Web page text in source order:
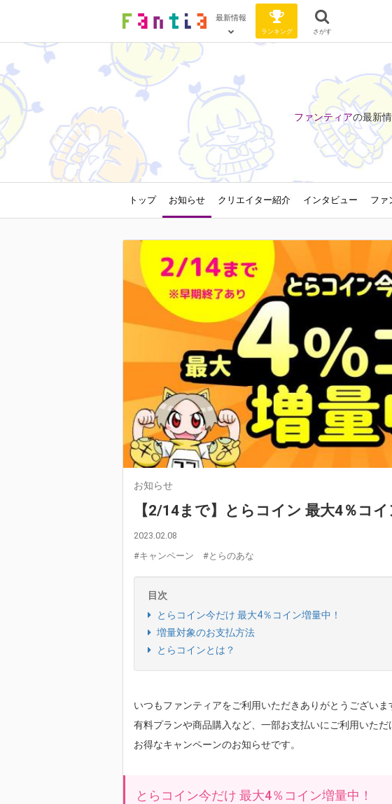
最新情報
ランキング さがす
ファンティアの最新
トップ お知らせ クリエイター紹介 インタビュー ファ
お知らせ
【2/14まで】とらコイン 最大4％コイ
2023.02.08
#キャンペーン
#とらのあな
目次
とらコイン今だけ 最大4％コイン増量中！
増量対象のお支払方法
とらコインとは？
いつもファンティアをご利用いただきありがとうございま
有料プランや商品購入など、一部お支払いにご利用いただ
お得なキャンペーンのお知らせです。
とらコイン今だけ 最大4％コイン増量中！